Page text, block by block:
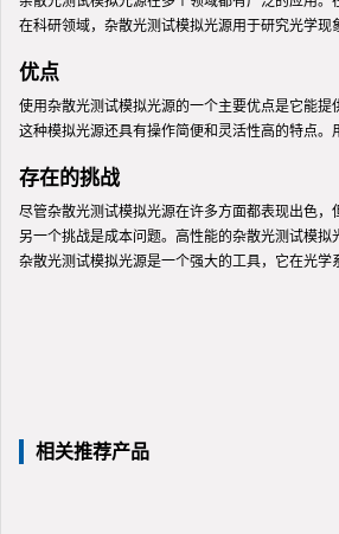
在科研领域，杂散光测试模拟光源用于研究光学现
优点
使用杂散光测试模拟光源的一个主要优点是它能
这种模拟光源还具有操作简便和灵活性高的特点。
存在的挑战
尽管杂散光测试模拟光源在许多方面都表现出色
另一个挑战是成本问题。高性能的杂散光测试模拟
杂散光测试模拟光源是一个强大的工具，它在光
相关推荐产品